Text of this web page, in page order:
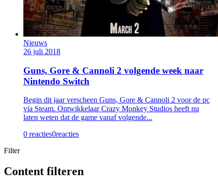
Nieuws
26 juli 2018
Guns, Gore & Cannoli 2 volgende week naar
Nintendo Switch
Begin dit jaar verscheen Guns, Gore & Cannoli 2 voor de pc
via Steam. Ontwikkelaar Crazy Monkey Studios heeft nu
laten weten dat de game vanaf volgende...
0 reacties0reacties
Filter
Content filteren